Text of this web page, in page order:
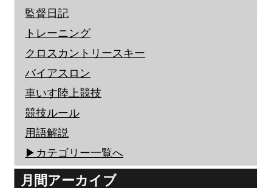
監督日記
トレーニング
クロスカントリースキー
バイアスロン
車いす陸上競技
競技ルール
用語解説
▶︎カテゴリー一覧へ
月間アーカイブ